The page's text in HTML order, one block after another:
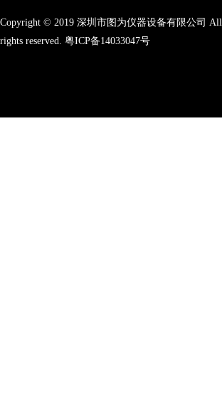
Copyright © 2019 深圳市图为仪器设备有限公司 All
rights reserved. 粤ICP备14033047号